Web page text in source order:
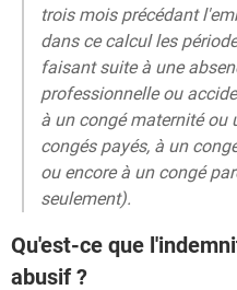
trois mois précédant
dans ce calcul les
faisant suite à une
professionnelle ou
à un congé maternité ou
congés payés, à un
ou encore à un congé
seulement).
Qu'est-ce que
abusif ?